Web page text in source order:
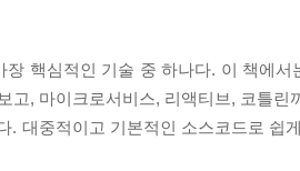
핵심적인 기술 중 하나다. 이 책에서
, 마이크로서비스, 리액티브, 코틀린
대중적이고 기본적인 소스코드로 쉽